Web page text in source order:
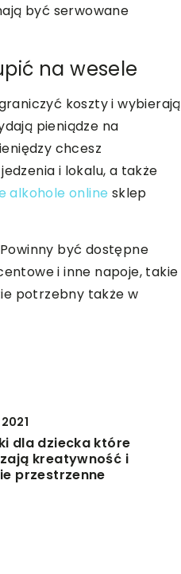
być serwowane
na wesele
koszty i wybierają
pieniądze na
chcesz
i lokalu, a także
alkohole online sklep
być dostępne
i inne napoje, takie
potrzebny także w
dla dziecka które
kreatywność i
przestrzenne